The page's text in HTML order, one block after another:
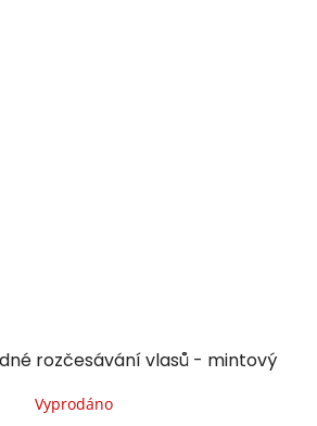
rozčesávání vlasů - mintový
Vyprodáno